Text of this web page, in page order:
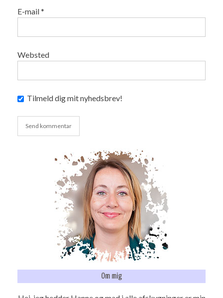
E-mail*
Websted
Tilmeld dig mit nyhedsbrev!
Om mig